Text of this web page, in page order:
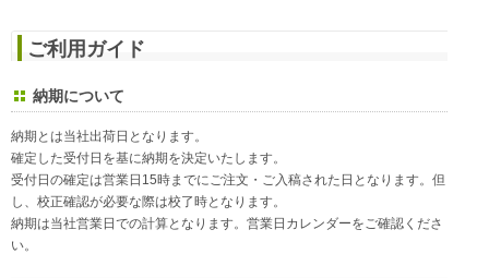
ご利用ガイド
納期について
納期とは当社出荷日となります。
確定した受付日を基に納期を決定いたします。
受付日の確定は営業日15時までにご注文・ご入稿された日となります。但
し、校正確認が必要な際は校了時となります。
納期は当社営業日での計算となります。営業日カレンダーをご確認くださ
い。